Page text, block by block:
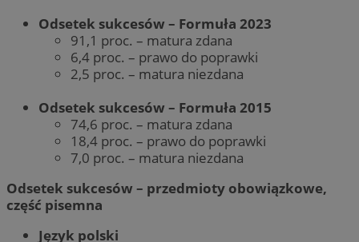
Odsetek sukcesów – Formuła 2023
91,1 proc. – matura zdana
6,4 proc. – prawo do poprawki
2,5 proc. – matura niezdana
Odsetek sukcesów – Formuła 2015
74,6 proc. – matura zdana
18,4 proc. – prawo do poprawki
7,0 proc. – matura niezdana
Odsetek sukcesów – przedmioty obowiązkowe,
część pisemna
Język polski